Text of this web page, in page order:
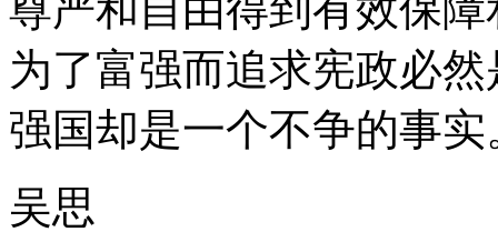
为了富强而追求宪政必
强国却是一个不争的事实
吴思